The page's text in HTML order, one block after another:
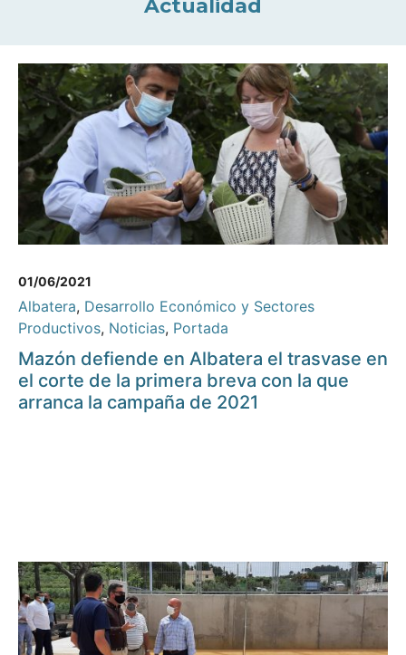
Actualidad
01/06/2021
Albatera, Desarrollo Económico y Sectores
Productivos, Noticias, Portada
Mazón defiende en Albatera el trasvase en
el corte de la primera breva con la que
arranca la campaña de 2021